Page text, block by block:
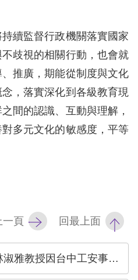
續監督行政機關落實國家
歧視的相關行動，也會就
推廣，期能從制度與文化
，落實深化到各級教育現
間的認識、互動與理解，
多元文化的敏感度，平等
一頁 回最上面
因台中工安事件遇難表達哀悼與不捨